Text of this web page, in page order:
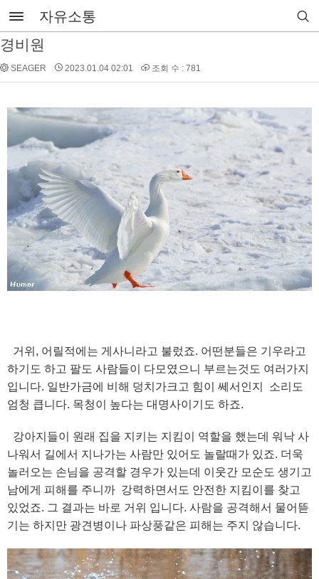
자유소통
경비원
SEAGER 2023.01.04 02:01 조회 수 : 781
거위, 어릴적에는 게사니라고 불렀죠. 어떤분들은 기우라고
하기도 하고 팔도 사람들이 다모였으니 부르는것도 여러가지
입니다. 일반가금에 비해 덩치가크고 힘이 쎄서인지 소리도
엄청 큽니다. 목청이 높다는 대명사이기도 하죠.
강아지들이 원래 집을 지키는 지킴이 역할을 했는데 워낙 사
나워서 길에서 지나가는 사람만 있어도 놀랄때가 있죠. 더욱
놀러오는 손님을 공격할 경우가 있는데 이웃간 모순도 생기고
남에게 피해를 주니까 강력하면서도 안전한 지킴이를 찾고
있었죠. 그 결과는 바로 거위 입니다. 사람을 공격해서 물어뜯
기는 하지만 광견병이나 파상풍같은 피해는 주지 않습니다.